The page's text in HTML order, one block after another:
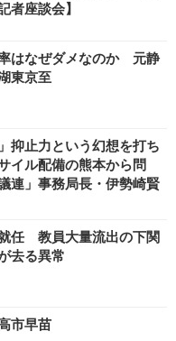
者座談会】
率はなぜダメなのか 元静
東京至
抑止力という幻想を打ち
ル配備の熊本から問
連」事務局長・伊勢崎賢
任 教員大量流出の下関
去る異常
市早苗